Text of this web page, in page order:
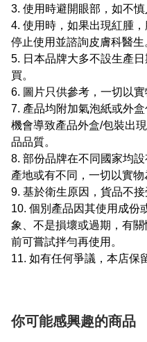
3. 使用時避開眼部，如不慎
4. 使用時，如果出現紅腫
停止使用並諮詢皮膚科醫生
5. 日本品牌大多不設生產
買。
6. 圖片只供參考，一切以實
7. 產品均附加氣泡紙或外
機會導致產品外盒/包裝出
品品質。
8. 部份品牌在不同國家均
產地或有不同，一切以實物
9. 基於衛生原因，貨品不接
10. 個別產品因其使用成份
象、不是損壞或過期，有
前可嘗試拌勻再使用。
11. 如有任何爭議，本店保
你可能感興趣的商品